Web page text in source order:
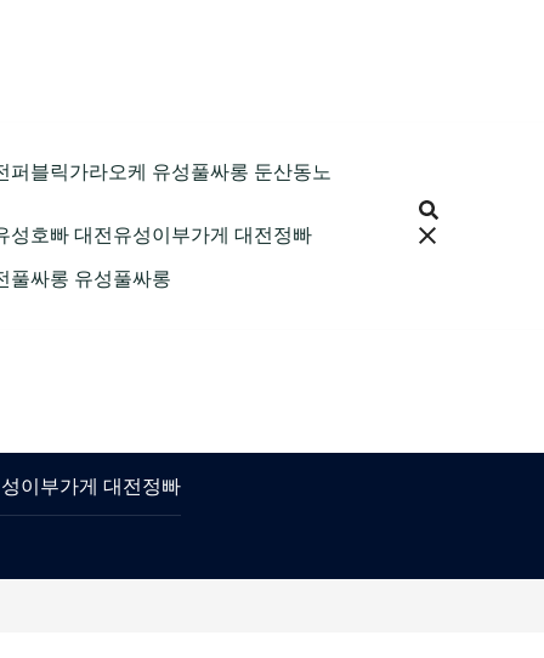
퍼블릭가라오케 유성풀싸롱 둔산동노
성호빠 대전유성이부가게 대전정빠
풀싸롱 유성풀싸롱
이부가게 대전정빠